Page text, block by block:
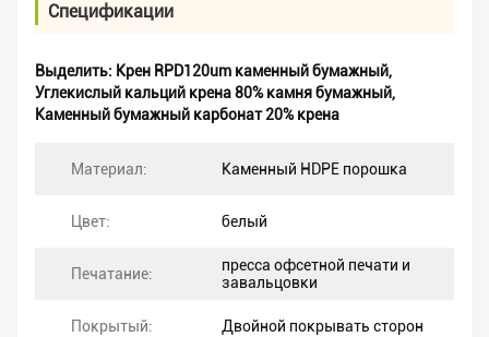
Спецификации
Выделить: Крен RPD120um каменный бумажный,
Углекислый кальций крена 80% камня бумажный,
Каменный бумажный карбонат 20% крена
Материал: Каменный HDPE порошка
Цвет: белый
Печатание:
пресса офсетной печати и
завальцовки
Покрытый: Двойной покрывать сторон